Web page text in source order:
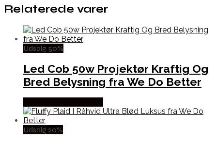
Relaterede varer
Udsalg 50%
Led Cob 50w Projektør Kraftig Og
Bred Belysning fra We Do Better
Udsalg 20%